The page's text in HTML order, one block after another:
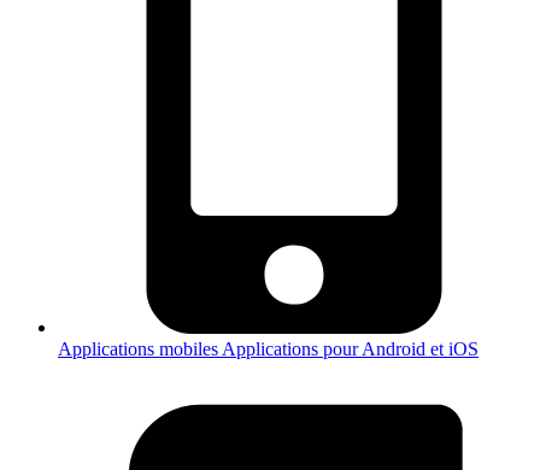
Applications mobiles Applications pour Android et iOS